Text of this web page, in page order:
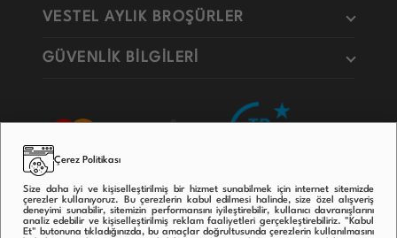
VESTEL AYLIK BROŞÜRLER
GÜVENLİK BİLGİLERİ
Çerez Politikası
Size daha iyi ve kişiselleştirilmiş bir hizmet sunabilmek için internet sitemizde
çerezler kullanıyoruz. Bu çerezlerin kabul edilmesi halinde, size özel alışveriş
deneyimi sunabilir, sitemizin performansını iyileştirebilir, kullanıcı davranışlarını
analiz edebilir ve kişiselleştirilmiş reklam faaliyetleri gerçekleştirebiliriz. "Kabul
Et" butonuna tıkladığınızda, bu amaçlar doğrultusunda çerezlerin kullanılmasını